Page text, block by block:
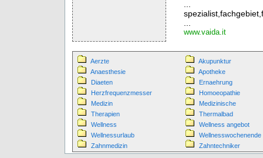
www.vaida.it
Aerzte
Akupunktur
Anaesthesie
Apotheke
Diaeten
Ernaehrung
Herzfrequenzmesser
Homoeopathie
Medizin
Medizinische
Therapien
Thermalbad
Wellness
Wellness angebot
Wellnessurlaub
Wellnesswochenende
Zahnmedizin
Zahntechniker